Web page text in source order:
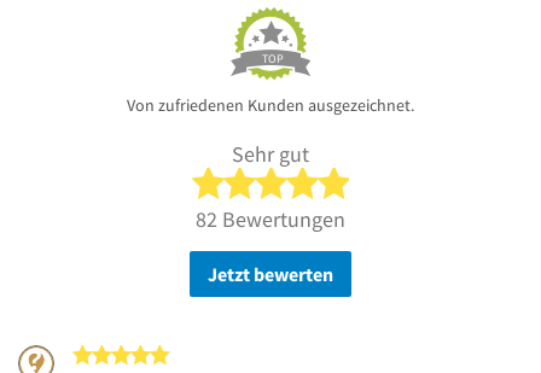
TOP
Von zufriedenen Kunden ausgezeichnet.
Sehr gut
5 von 5 Sternen
82 Bewertungen
Jetzt bewerten